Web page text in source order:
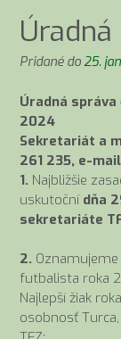
Pridané do25.
Úradná
2024
Sekretariát a
261 235, e-
1. Najbližšie
uskutoční dňa
sekretariáte
2.
futbalista roka
Najlepší žiak
osobnosť